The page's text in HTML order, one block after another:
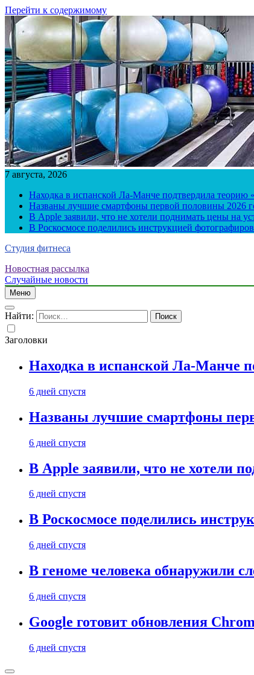
Перейти к содержимому
7 августа, 2026
Находка в испанской Ла-Манче подтвердила теорию
Названы лучшие смартфоны первой половины 2026
В Apple заявили, что не хотели поднимать цены на
В Роскосмосе поделились инструкцией
Студия фитнеса
Новостная рассылка
Случайные новости
Меню
Найти:
Заголовки
Находка в испанской Ла-Манче
6 дней спустя
Названы лучшие смартфоны
6 дней спустя
В Apple заявили, что не хотели
6 дней спустя
В Роскосмосе поделились
6 дней спустя
В геноме человека обнаружили
6 дней спустя
Google готовит обновления
6 дней спустя